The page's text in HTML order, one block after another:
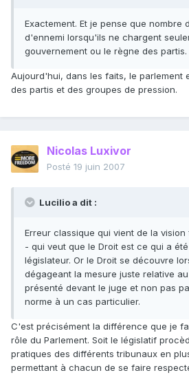
Exactement. Et je pense que nombre
d'ennemi lorsqu'ils ne chargent
gouvernement ou le règne des partis.
Aujourd'hui, dans les faits, le parlement
des partis et des groupes de pression.
Nicolas Luxivor
Posté 19 juin 2007
Lucilio a dit :
Erreur classique qui vient de la
- qui veut que le Droit est ce qui a
législateur. Or le Droit se découvre
dégageant la mesure juste relative
présenté devant le juge et non pas
norme à un cas particulier.
C'est précisément la différence que je
rôle du Parlement. Soit le législatif
pratiques des différents tribunaux en
permettant à chacun de se faire